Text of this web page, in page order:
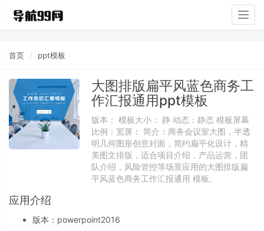
首页 ppt模板
大图排版扁平风蓝色商务工
作汇报通用ppt模板
版本： 模板大小： 静 动态：静态 模板屏幕
比例：宽屏： 简介：商务会议室大图，半透
明几何图形创意封面，简约扁平化设计，精
美图文排版，适合项目介绍，产品运营，团
队介绍，风险管控等场景应用的大图排版扁
平风蓝色商务工作汇报通用 模板。
应用介绍
版本：powerpoint2016